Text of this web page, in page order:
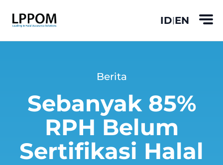
ID|EN
Berita
Sebanyak 85%
RPH Belum
Sertifikasi Halal